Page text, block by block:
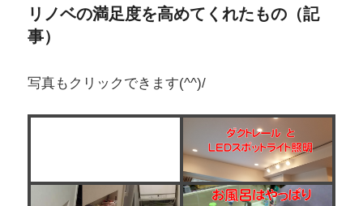
リノベの満足度を高めてくれたもの（記
事）
写真もクリックできます(^^)/